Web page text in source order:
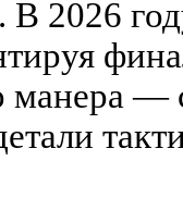
В 2026
манера —